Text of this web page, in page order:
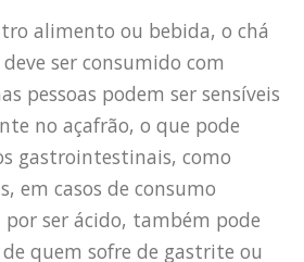
alimento ou bebida, o chá
ser consumido com
pessoas podem ser sensíveis
no açafrão, o que pode
gastrointestinais, como
em casos de consumo
por ser ácido, também pode
quem sofre de gastrite ou